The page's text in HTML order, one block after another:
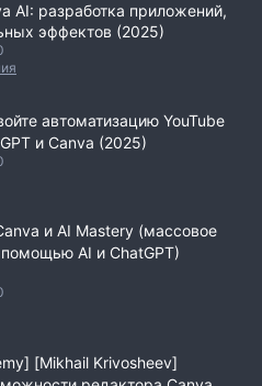
AI: разработка приложений,
эффектов (2025)
автоматизацию YouTube
и Canva (2025)
и AI Mastery (массовое
помощью AI и ChatGPT)
[Mikhail Krivosheev]